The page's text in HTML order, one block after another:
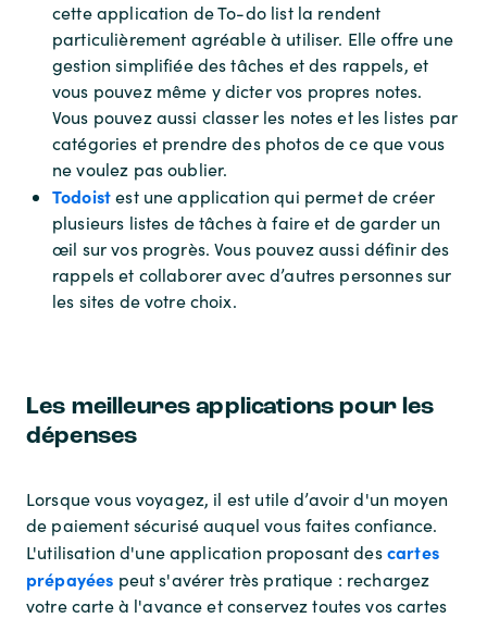
cette application de To-do list la rendent
particulièrement agréable à utiliser. Elle offre une
gestion simplifiée des tâches et des rappels, et
vous pouvez même y dicter vos propres notes.
Vous pouvez aussi classer les notes et les listes par
catégories et prendre des photos de ce que vous
ne voulez pas oublier.
Todoistest une application qui permet de créer
plusieurs listes de tâches à faire et de garder un
œil sur vos progrès. Vous pouvez aussi définir des
rappels et collaborer avec d’autres personnes sur
les sites de votre choix.
Les meilleures applications pour les
dépenses
Lorsque vous voyagez, il est utile d’avoir d'un moyen
de paiement sécurisé auquel vous faites confiance.
L'utilisation d'une application proposant descartes
prépayées peut s'avérer très pratique : rechargez
votre carte à l'avance et conservez toutes vos cartes